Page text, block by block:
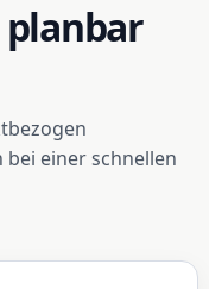
einer schnellen